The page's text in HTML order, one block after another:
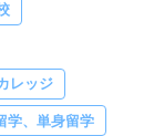
レッジ
学、単身留学